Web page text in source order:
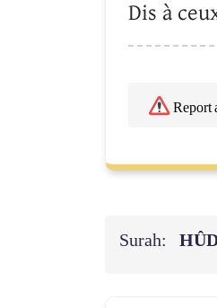
Dis à
Report
Surah: